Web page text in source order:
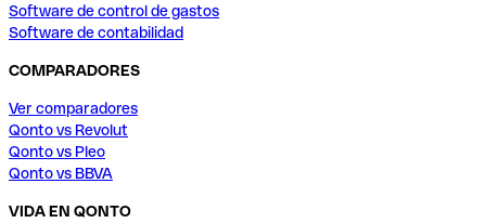
Software de control de gastos
Software de contabilidad
COMPARADORES
Ver comparadores
Qonto vs Revolut
Qonto vs Pleo
Qonto vs BBVA
VIDA EN QONTO